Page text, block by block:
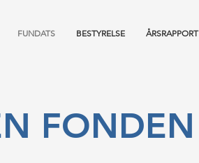
FUNDATS BESTYRELSE ÅRSRAPPORT
FONDEN